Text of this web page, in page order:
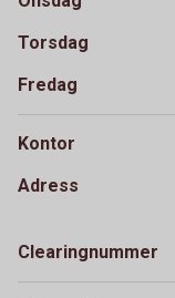
Torsdag
Fredag
Kontor
Adress
Clearingnummer